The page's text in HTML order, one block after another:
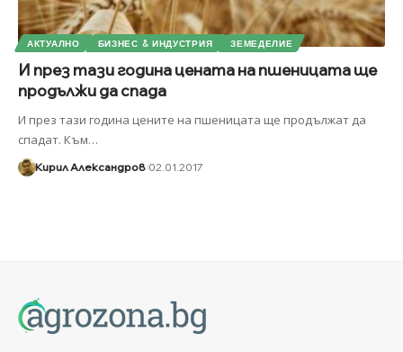
АКТУАЛНО БИЗНЕС & ИНДУСТРИЯ ЗЕМЕДЕЛИЕ
И през тази година цената на пшеницата ще
продължи да спада
И през тази година цените на пшеницата ще продължат да
спадат. Към…
Кирил Александров 02.01.2017